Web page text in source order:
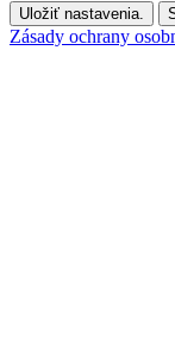
Uložiť nastavenia.
Zásady ochrany